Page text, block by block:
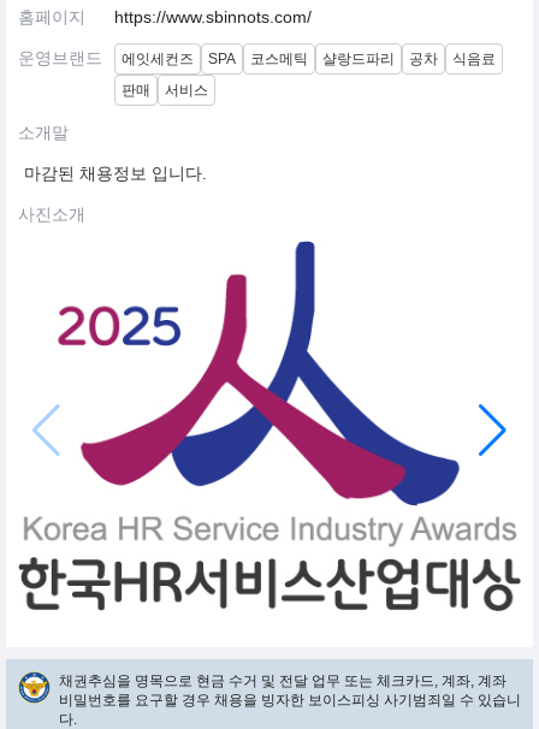
홈페이지 https://www.sbinnots.com/
운영브랜드 에잇세컨즈 SPA 코스메틱 샬랑드파리 공차
식음료
판매
서비스
소개말
마감된 채용정보 입니다.
사진소개
채권추심을 명목으로 현금 수거 및 전달 업무 또는 체크카드, 계좌, 계좌
비밀번호를 요구할 경우 채용을 빙자한 보이스피싱 사기범죄일 수 있습니
다.